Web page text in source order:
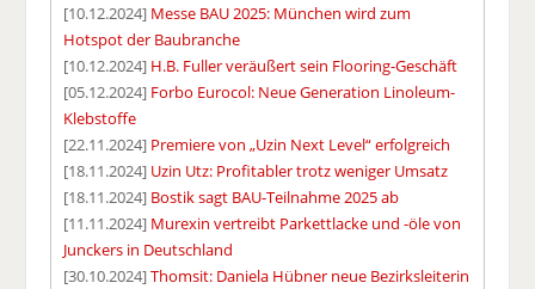
[10.12.2024] Messe BAU 2025: München wird zum
Hotspot der Baubranche
[10.12.2024] H.B. Fuller veräußert sein Flooring-Geschäft
[05.12.2024] Forbo Eurocol: Neue Generation Linoleum-
Klebstoffe
[22.11.2024] Premiere von „Uzin Next Level“ erfolgreich
[18.11.2024] Uzin Utz: Profitabler trotz weniger Umsatz
[18.11.2024] Bostik sagt BAU-Teilnahme 2025 ab
[11.11.2024] Murexin vertreibt Parkettlacke und -öle von
Junckers in Deutschland
[30.10.2024]Thomsit: Daniela Hübner neue Bezirksleiterin